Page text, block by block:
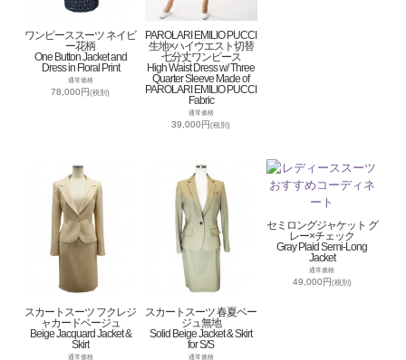
ワンピーススーツ ネイビ
ー花柄
One Button Jacket and
Dress in Floral Print
通常価格
78,000円(税別)
PAROLARI EMILIO PUCCI
生地×ハイウエスト切替
七分丈ワンピース
High Waist Dress w/ Three
Quarter Sleeve Made of
PAROLARI EMILIO PUCCI
Fabric
通常価格
39,000円(税別)
スカートスーツ フクレジ
ャカードベージュ
Beige Jacquard Jacket &
Skirt
通常価格
スカートスーツ 春夏ベー
ジュ無地
Solid Beige Jacket & Skirt
for S/S
通常価格
セミロングジャケット グ
レー×チェック
Gray Plaid Semi-Long
Jacket
通常価格
49,000円(税別)